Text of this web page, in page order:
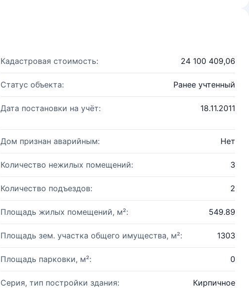
Кадастровая стоимость: 24 100 409,06
Статус объекта: Ранее учтенный
Дата постановки на учёт: 18.11.2011
Дом признан аварийным: Нет
Количество нежилых помещений: 3
Количество подъездов: 2
Площадь жилых помещений, м²: 549.89
Площадь зем. участка общего имущества, м²: 1303
Площадь парковки, м²: 0
Серия, тип постройки здания: Кирпичное